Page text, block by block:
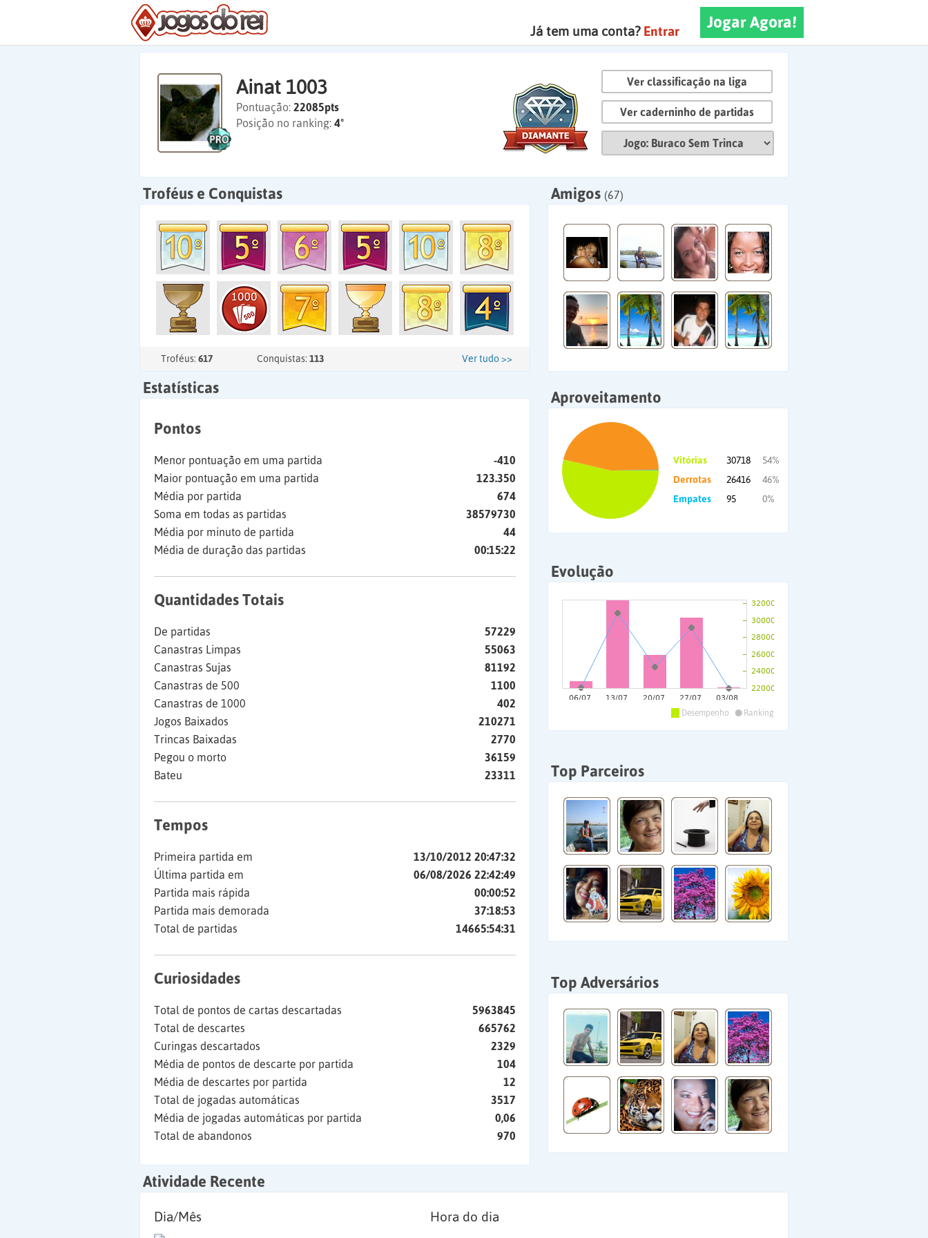
Jogar Agora!
Já tem uma conta? Entrar
Ainat 1003
Pontuação: 22085pts
Posição no ranking: 4º
Ver classificação na liga
Ver caderninho de partidas
Troféus e Conquistas
Troféus: 617 Conquistas: 113 Ver tudo >>
Amigos (67)
Estatísticas
Pontos
Menor pontuação em uma partida
-410
Maior pontuação em uma partida
123.350
Média por partida
674
Soma em todas as partidas
38579730
Média por minuto de partida
44
Média de duração das partidas
00:15:22
Quantidades Totais
De partidas
57229
Canastras Limpas
55063
Canastras Sujas
81192
Canastras de 500
1100
Canastras de 1000
402
Jogos Baixados
210271
Trincas Baixadas
2770
Pegou o morto
36159
Bateu
23311
Tempos
Primeira partida em
13/10/2012 20:47:32
Última partida em
06/08/2026 22:42:49
Partida mais rápida
00:00:52
Partida mais demorada
37:18:53
Total de partidas
14665:54:31
Curiosidades
Total de pontos de cartas descartadas
5963845
Total de descartes
665762
Curingas descartados
2329
Média de pontos de descarte por partida
104
Média de descartes por partida
12
Total de jogadas automáticas
3517
Média de jogadas automáticas por partida
0,06
Total de abandonos
970
Aproveitamento
Vitórias 30718
54%
Derrotas
26416
46%
Empates
95 0%
Evolução
Desempenho •
Ranking
Top Parceiros
Top Adversários
Atividade Recente
Dia/Mês Hora do dia